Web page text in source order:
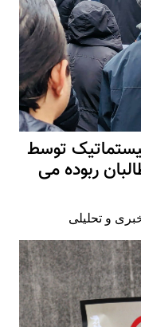
توسط
ربوده می
و تحلیلی